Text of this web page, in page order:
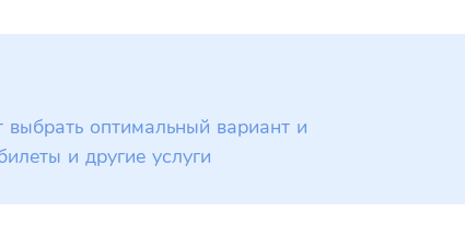
оптимальный вариант и
и другие услуги